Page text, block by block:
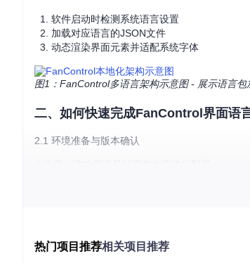
软件启动时检测系统语言设置
加载对应语言的JSON文件
动态渲染界面元素并适配系统字体
图1：FanControl多语言架构示意图 - 展示语言包
二、如何快速完成FanControl界面语
2.1 环境准备与版本确认
若需要获取最新版本，可通过以下命令克隆仓库：
热门项目推荐相关项目推荐